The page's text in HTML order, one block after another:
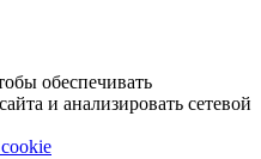
обеспечивать
и анализировать сетевой